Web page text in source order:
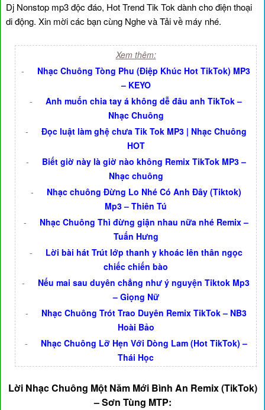
Dj Nonstop mp3 độc đáo, Hot Trend Tik Tok dành cho điện thoại
di động. Xin mời các bạn cùng Nghe và Tải về máy nhé.
Xem thêm:
-
Nhạc Chuông Tòng Phu (Điệp Khúc Hot TikTok) MP3
– KEYO
-
Anh muốn chia tay á không dễ đâu anh TikTok –
Nhạc Chuông
-
Đọc luật làm ghệ chưa Tik Tok MP3 | Nhạc Chuông
HOT
-
Biết giờ này là giờ nào không Remix TikTok MP3 –
Nhạc chuông
-
Nhạc chuông Đừng Lo Nhé Có Anh Đây (Tiktok)
Mp3 – Thiên Tú
-
Nhạc Chuông Thì đừng giận nhau nữa nhé Remix –
Tuấn Hưng
-
Lời bài hát Trút lớp thanh y khoác lên thân ngọc
chiếc chiến bào
-
Nếu mai sau duyên chẳng như ý nguyện Tiktok Mp3
– Giọng Nữ
-
Nhạc Chuông Trót Trao Duyên Remix TikTok – NB3
Hoài Bảo
-
Nhạc Chuông Lỡ Hẹn Với Dòng Lam (Hot TikTok) –
Thái Học
Lời Nhạc Chuông Một Năm Mới Bình An Remix (TikTok)
– Sơn Tùng MTP: